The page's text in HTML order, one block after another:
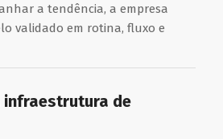
a tendência, a empresa
validado em rotina, fluxo e
infraestrutura de